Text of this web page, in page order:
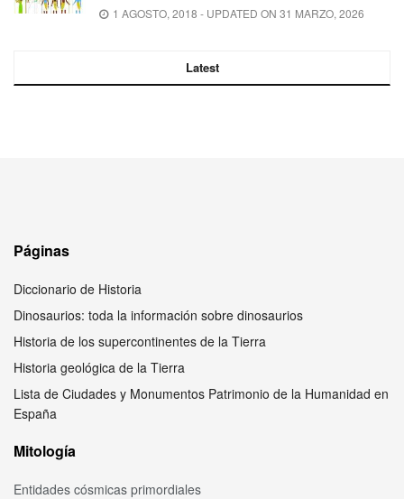
1 AGOSTO, 2018 - UPDATED ON 31 MARZO, 2026
Latest
Páginas
Diccionario de Historia
Dinosaurios: toda la información sobre dinosaurios
Historia de los supercontinentes de la Tierra
Historia geológica de la Tierra
Lista de Ciudades y Monumentos Patrimonio de la Humanidad en
España
Mitología
Entidades cósmicas primordiales